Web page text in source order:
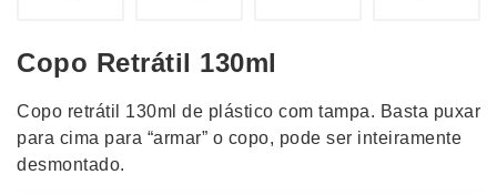
Copo Retrátil 130ml
Copo retrátil 130ml de plástico com tampa. Basta puxar
para cima para “armar” o copo, pode ser inteiramente
desmontado.